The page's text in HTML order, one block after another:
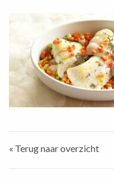
« Terug naar overzicht